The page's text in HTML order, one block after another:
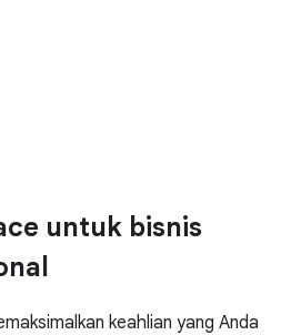
untuk bisnis
keahlian yang Anda